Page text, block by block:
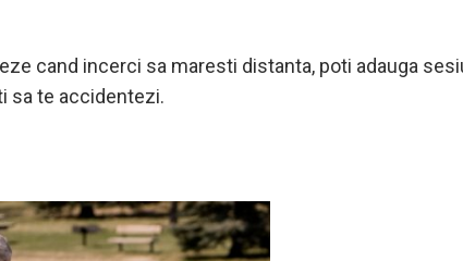
cand incerci sa maresti distanta, poti adauga
sa te accidentezi.